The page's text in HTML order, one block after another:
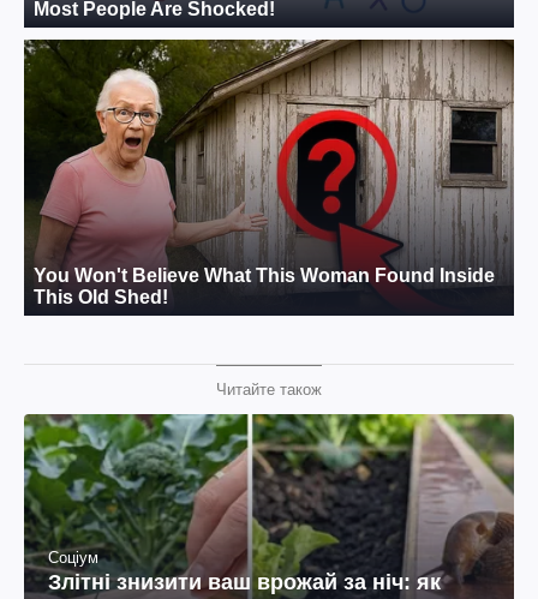
Читайте також
Соціум
Злітні знизити ваш врожай за ніч: як